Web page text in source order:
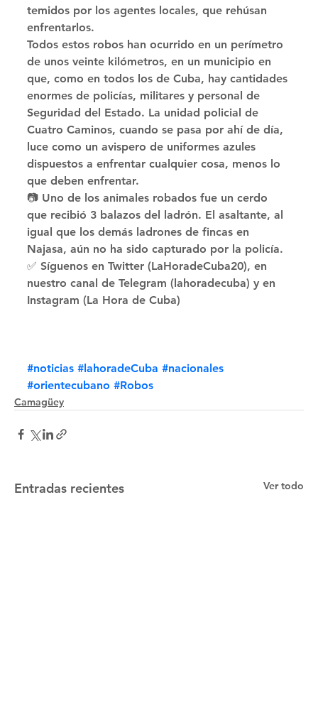
temidos por los agentes locales, que rehúsan
enfrentarlos.
Todos estos robos han ocurrido en un perímetro
de unos veinte kilómetros, en un municipio en
que, como en todos los de Cuba, hay cantidades
enormes de policías, militares y personal de
Seguridad del Estado. La unidad policial de
Cuatro Caminos, cuando se pasa por ahí de día,
luce como un avispero de uniformes azules
dispuestos a enfrentar cualquier cosa, menos lo
que deben enfrentar.
📷 Uno de los animales robados fue un cerdo
que recibió 3 balazos del ladrón. El asaltante, al
igual que los demás ladrones de fincas en
Najasa, aún no ha sido capturado por la policía.
✅ Síguenos en Twitter (LaHoradeCuba20), en
nuestro canal de Telegram (lahoradecuba) y en
Instagram (La Hora de Cuba)
#noticias #lahoradeCuba #nacionales
#orientecubano #Robos
Camagüey
Entradas recientes Ver todo